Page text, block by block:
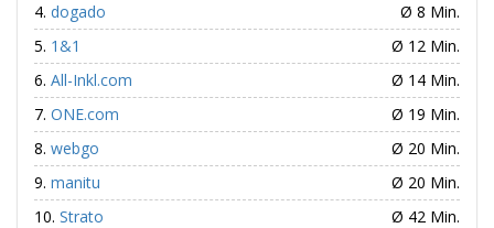
dogado
Ø 8 Min.
1&1
Ø 12 Min.
All-Inkl.com
Ø 14 Min.
ONE.com
Ø 19 Min.
webgo
Ø 20 Min.
manitu
Ø 20 Min.
Strato
Ø 42 Min.